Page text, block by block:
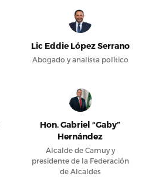
Lic Eddie López Serrano
Abogado y analista político
Hon. Gabriel “Gaby”
Hernández
Alcalde de Camuy y
presidente de la Federación
de Alcaldes